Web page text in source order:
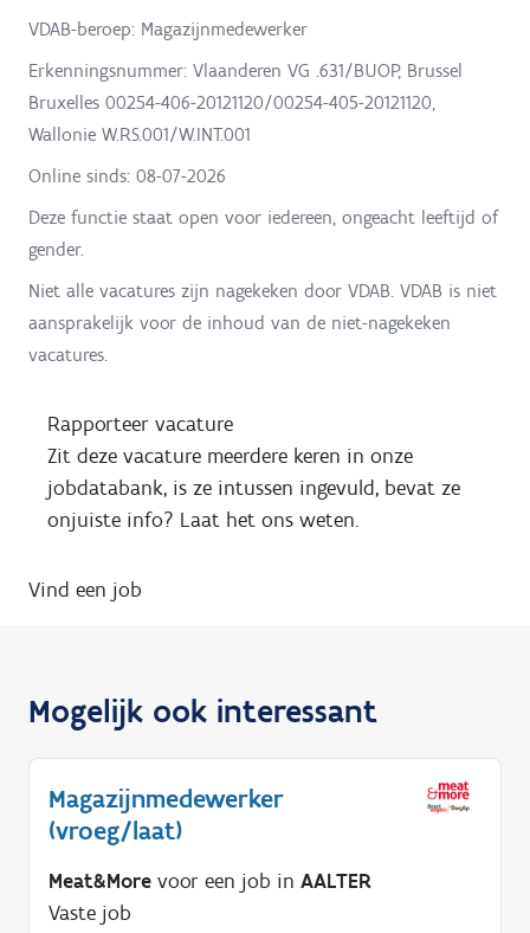
VDAB-beroep: Magazijnmedewerker
Erkenningsnummer: Vlaanderen VG .631/BUOP, Brussel
Bruxelles 00254-406-20121120/00254-405-20121120,
Wallonie W.RS.001/W.INT.001
Online sinds: 08-07-2026
Deze functie staat open voor iedereen, ongeacht leeftijd of
gender.
Niet alle vacatures zijn nagekeken door VDAB. VDAB is niet
aansprakelijk voor de inhoud van de niet-nagekeken
vacatures.
Rapporteer vacature
Zit deze vacature meerdere keren in onze
jobdatabank, is ze intussen ingevuld, bevat ze
onjuiste info? Laat het ons weten.
Vind een job
Mogelijk ook interessant
Magazijnmedewerker
(vroeg/laat)
Meat&More voor een job in AALTER
Vaste job